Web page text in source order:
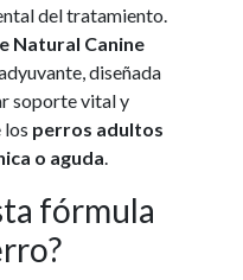
del tratamiento.
Natural Canine
diseñada
soporte vital y
los perros adultos
o aguda.
fórmula